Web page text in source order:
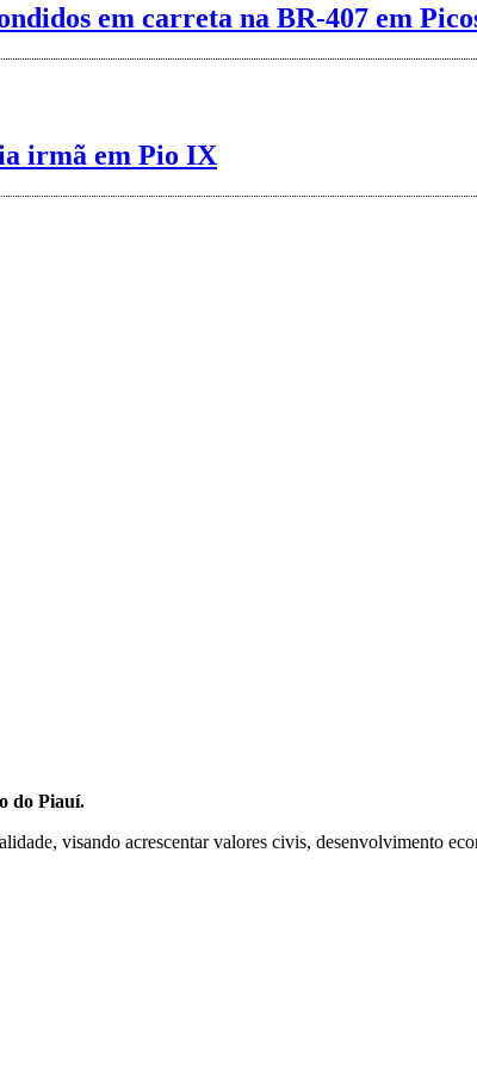
em carreta na BR-407 em
irmã em Pio IX
do Piauí.
visando acrescentar valores civis, desenvolvimento